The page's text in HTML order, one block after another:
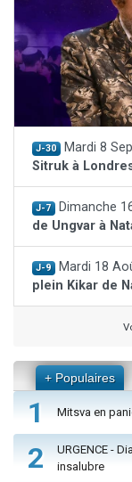
J-30 Mardi 8
Sitruk à
J-7 Dimanche
de Ungvar à
J-9 Mardi 18
plein Kikar de
+ Populaires
1 Mitsva en
2
URGENCE -
insalubre